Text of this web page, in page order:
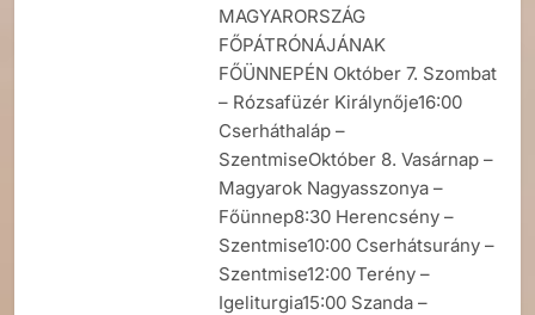
MAGYARORSZÁG
FŐPÁTRÓNÁJÁNAK
FŐÜNNEPÉN Október 7. Szombat
– Rózsafüzér Királynője16:00
Cserháthaláp –
SzentmiseOktóber 8. Vasárnap –
Magyarok Nagyasszonya –
Főünnep8:30 Herencsény –
Szentmise10:00 Cserhátsurány –
Szentmise12:00 Terény –
Igeliturgia15:00 Szanda –